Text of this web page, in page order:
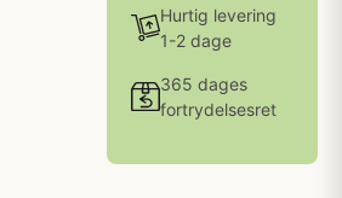
Hurtig levering
1-2 dage
365 dages
fortrydelsesret